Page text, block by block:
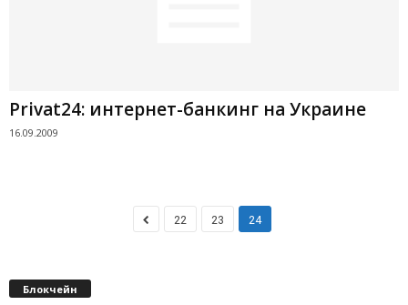
Privat24: интернет-банкинг на Украине
16.09.2009
22 23 24
Блокчейн